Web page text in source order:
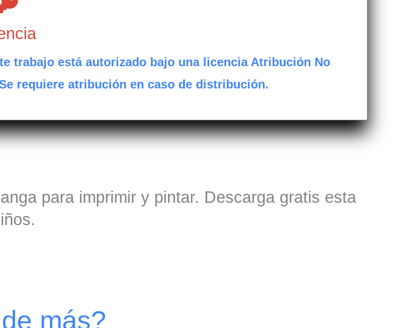
trabajo está autorizado bajo una licencia Atribución No
requiere atribución en caso de distribución.
para imprimir y pintar. Descarga gratis esta
más?